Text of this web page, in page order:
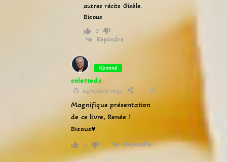
autres récits Gisèle.
Bisous
0
Répondre
Abonné
colettedc
04/10/2017 01:51
Magnifique présentation
de ce livre, Renée !
Bisous♥
0 Répondre